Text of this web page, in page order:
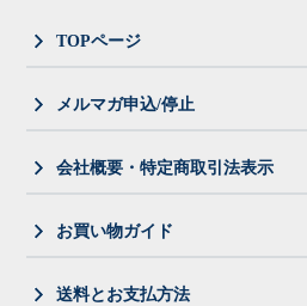
TOPページ
メルマガ申込/停止
会社概要・特定商取引法表示
お買い物ガイド
送料とお支払方法